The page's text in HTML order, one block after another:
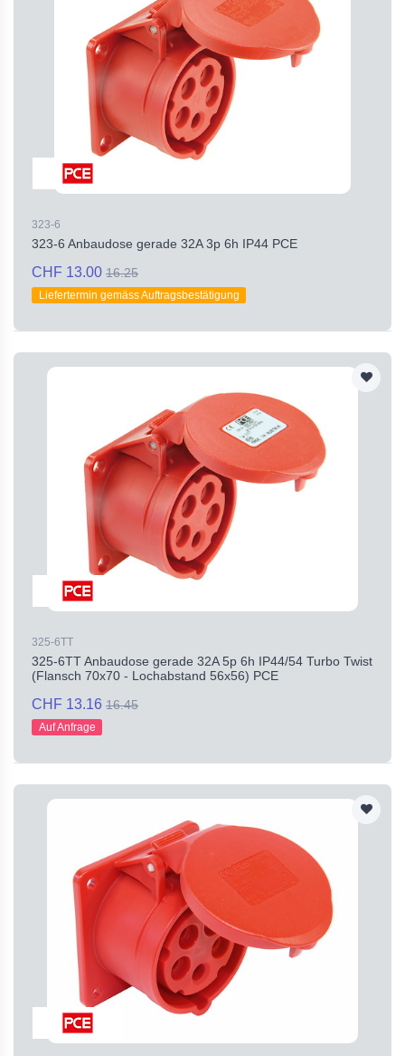
323-6
323-6 Anbaudose gerade 32A 3p 6h IP44 PCE
CHF 13.00 16.25
Liefertermin gemäss Auftragsbestätigung
325-6TT
325-6TT Anbaudose gerade 32A 5p 6h IP44/54 Turbo Twist
(Flansch 70x70 - Lochabstand 56x56) PCE
CHF 13.16 16.45
Auf Anfrage